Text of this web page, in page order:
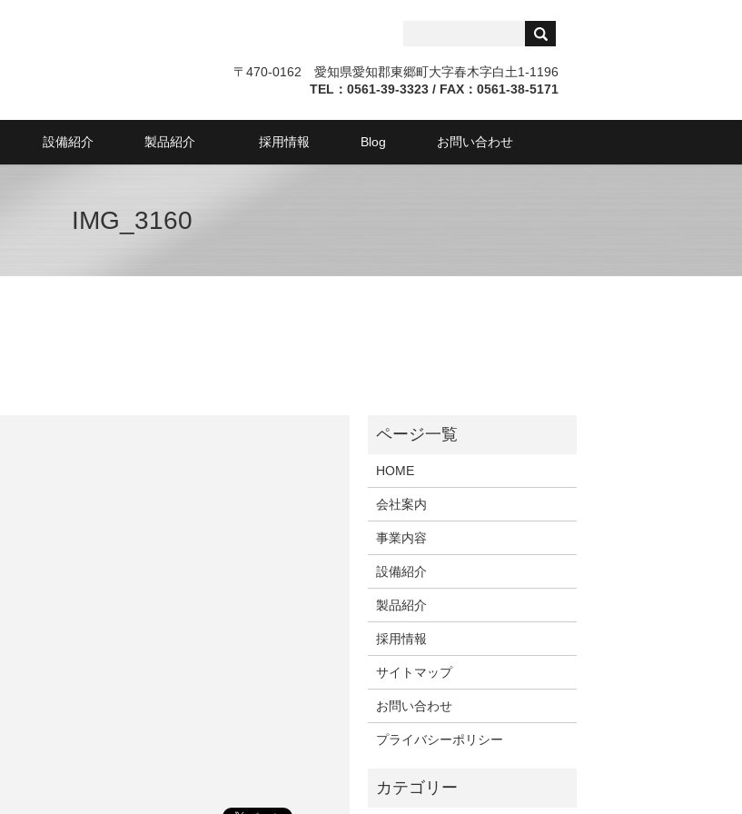
〒470-0162 愛知県愛知郡東郷町大字春木字白土1-1196
TEL：0561-39-3323 / FAX：0561-38-5171
設備紹介 製品紹介 採用情報 Blog お問い合わせ
IMG_3160
HOME
会社案内
事業内容
設備紹介
製品紹介
採用情報
サイトマップ
お問い合わせ
プライバシーポリシー